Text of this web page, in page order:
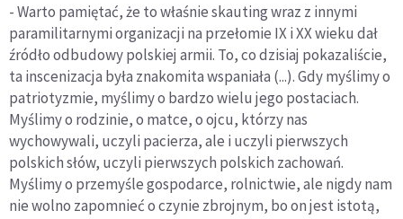
- Warto pamiętać, że to właśnie skauting wraz z innymi
paramilitarnymi organizacji na przełomie IX i XX wieku dał
źródło odbudowy polskiej armii. To, co dzisiaj pokazaliście,
ta inscenizacja była znakomita wspaniała (...). Gdy myślimy o
patriotyzmie, myślimy o bardzo wielu jego postaciach.
Myślimy o rodzinie, o matce, o ojcu, którzy nas
wychowywali, uczyli pacierza, ale i uczyli pierwszych
polskich słów, uczyli pierwszych polskich zachowań.
Myślimy o przemyśle gospodarce, rolnictwie, ale nigdy nam
nie wolno zapomnieć o czynie zbrojnym, bo on jest istotą,